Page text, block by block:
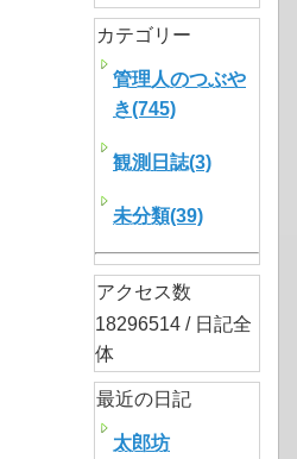
カテゴリー
管理人のつぶや
き(745)
観測日誌(3)
未分類(39)
アクセス数
18296514 / 日記全
体
最近の日記
太郎坊